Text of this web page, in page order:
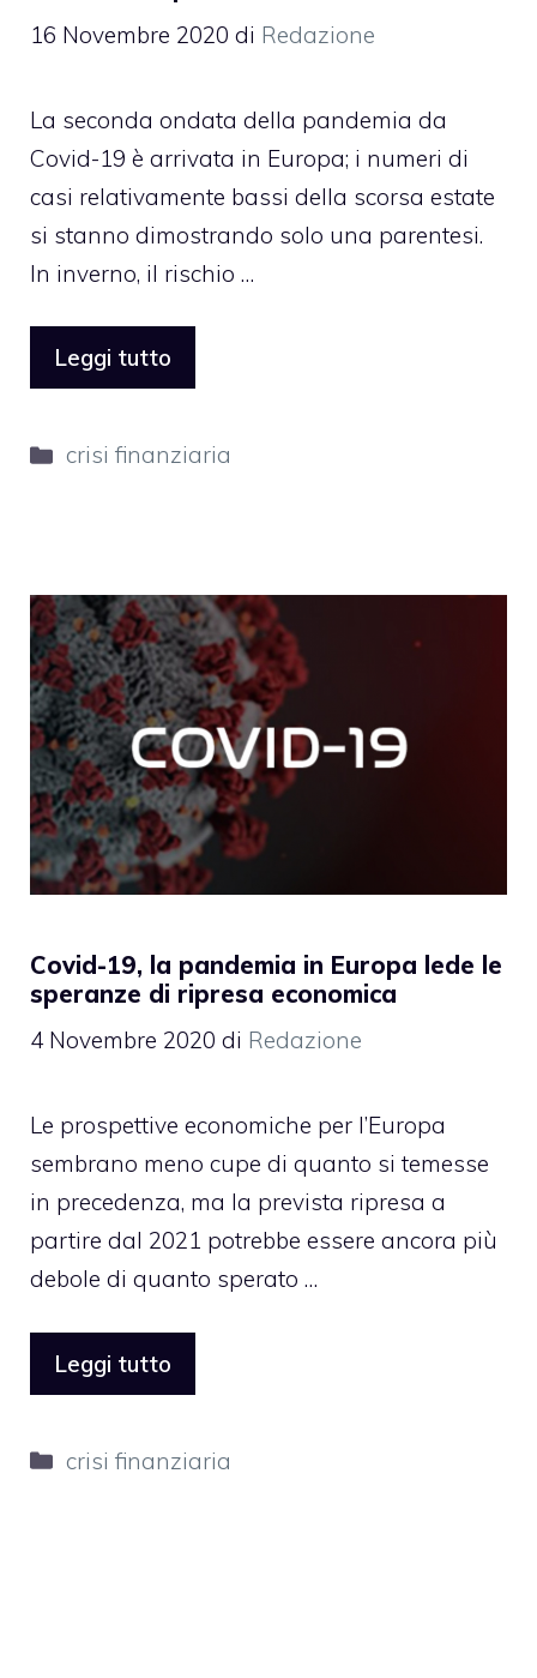
16 Novembre 2020 di Redazione
La seconda ondata della pandemia da
Covid-19 è arrivata in Europa; i numeri di
casi relativamente bassi della scorsa estate
si stanno dimostrando solo una parentesi.
In inverno, il rischio …
Leggi tutto
Categorie
crisi finanziaria
Covid-19, la pandemia in Europa lede le
speranze di ripresa economica
4 Novembre 2020 di Redazione
Le prospettive economiche per l’Europa
sembrano meno cupe di quanto si temesse
in precedenza, ma la prevista ripresa a
partire dal 2021 potrebbe essere ancora più
debole di quanto sperato …
Leggi tutto
Categorie
crisi finanziaria